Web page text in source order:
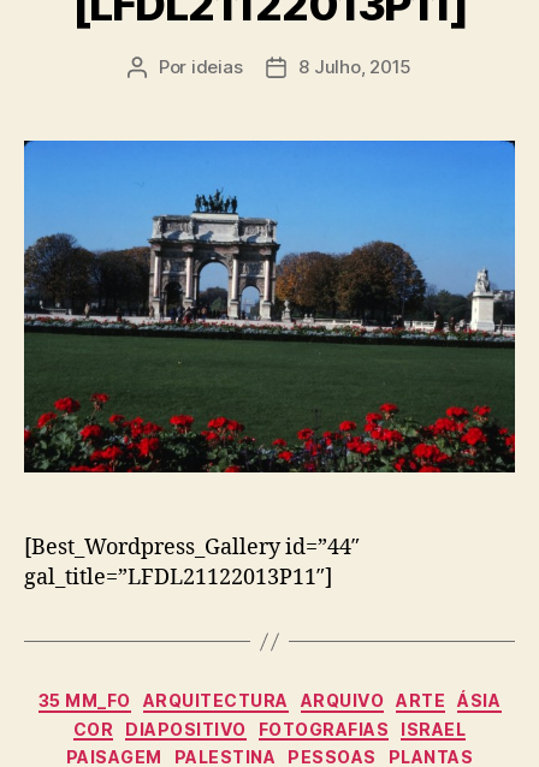
Autor
Por ideias
Data8 Julho, 2015
[Best_Wordpress_Gallery id=”44″
gal_title=”LFDL21122013P11″]
Categorias
35 MM_FO ARQUITECTURA ARQUIVO ARTE
ÁSIA
COR
DIAPOSITIVO FOTOGRAFIAS
ISRAEL
PAISAGEM
PALESTINA PESSOAS PLANTAS